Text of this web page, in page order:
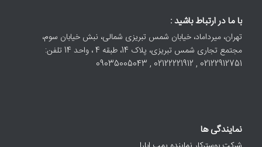
با ما در ارتباط باشید :
تهران، میرداماد، خیابان شمس تبریزی شمالی، نبش خیابان سوم،
مجتمع تجاری شمس تبریزی، پلاک 14، طبقه 4 ، واحد 14 تلفن:
02122912751 , 02122221912 , 09035005043
نمایندگی ها